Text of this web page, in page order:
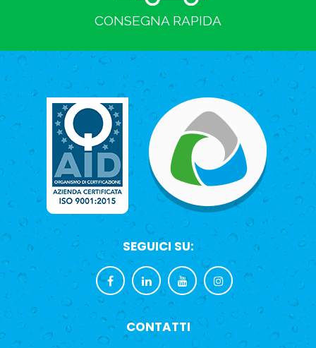
CONSEGNA RAPIDA
SEGUICI SU:
CONTATTI